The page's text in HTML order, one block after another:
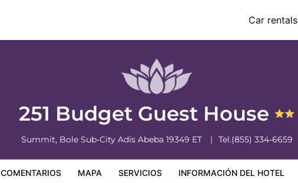
Car rentals
251 Budget Guest House
Summit, Bole Sub-City Adís Abeba 19349 ET Tel.(855) 334-6659
COMENTARIOS MAPA SERVICIOS INFORMACIÓN DEL HOTEL